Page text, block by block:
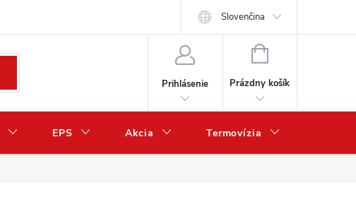
Slovenčina
Prihlásenie
NÁKUPNÝ
Prázdny košík
EPS Akcia Termovízia